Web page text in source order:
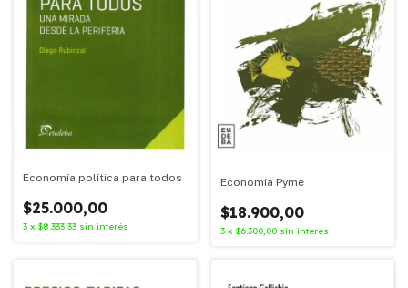
Economía política para todos
$25.000,00
3 x $8.333,33 sin interés
Economía Pyme
$18.900,00
3 x $6.300,00 sin interés